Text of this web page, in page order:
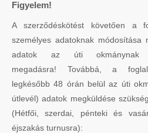
Figyelem!
A szerződéskötést követően a
személyes adatoknak módosítása
adatok az úti okmánynak
megadásra! Továbbá, a
legkésőbb 48 órán belül az úti
útlevél) adatok megküldése
(Hétfői, szerdai, pénteki és
éjszakás turnusra):